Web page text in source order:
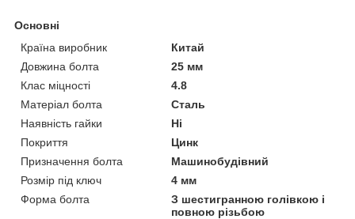
Основні
Країна виробник
Китай
Довжина болта
25 мм
Клас міцності
4.8
Матеріал болта
Сталь
Наявність гайки
Ні
Покриття
Цинк
Призначення болта
Машинобудівний
Розмір під ключ
4 мм
Форма болта
З шестигранною голівкою і
повною різьбою